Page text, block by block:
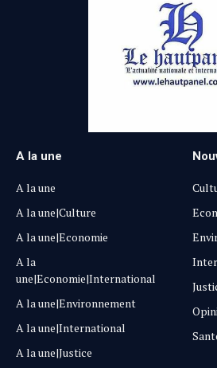
A la une
A la une
A la une|Culture
A la une|Economie
A la
une|Economie|International
A la une|Environnement
A la une|International
A la une|Justice